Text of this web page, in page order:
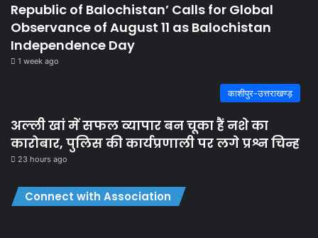
Republic of Balochistan’ Calls for Global
Observance of August 11 as Balochistan
Independence Day
1 week ago
काशीपुर-उत्तराखण्ड़
अल्ली खां में सफल व्यापार बन चूका हैं नशे का
कारोबार, पुलिस की कार्यप्रणाली पर लगे प्रश्न चिन्ह
23 hours ago
Connect with Association